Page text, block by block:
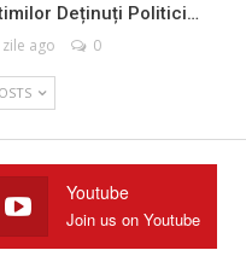
Deținuți Politici…
ago 0
Youtube
Join us on Youtube